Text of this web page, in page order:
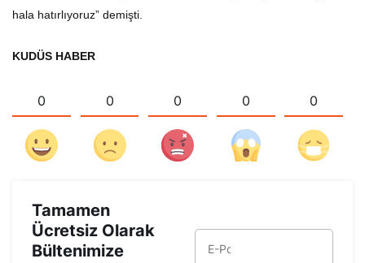
hala hatırlıyoruz” demişti.
KUDÜS HABER
0 0 0 0 0
Tamamen
Ücretsiz Olarak
Bültenimize